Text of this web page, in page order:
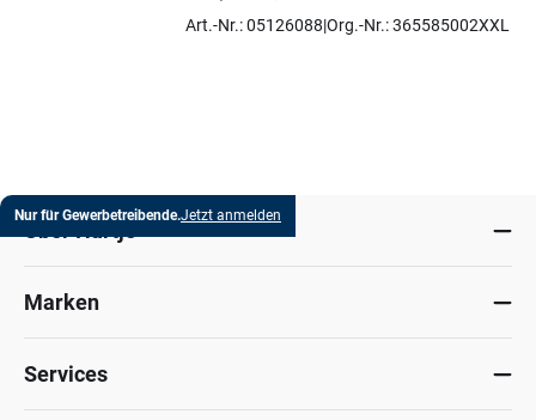
Artikel auswählenArt.-Nr.: 05126088 Org.-Nr.: 365585002XXL
Nur für Gewerbetreibende.Jetzt anmelden
Marken
Services